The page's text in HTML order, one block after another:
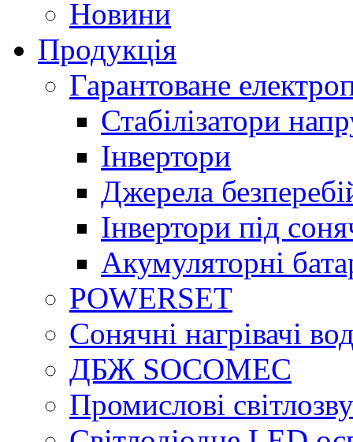
Новини
Продукція
Гарантоване
Стабілізатори
Інвертори
Джерела
Інвертори під
Акумуляторні
POWERSET
Сонячні нагрівачі
ДБЖ SOCOMEC
Промислові